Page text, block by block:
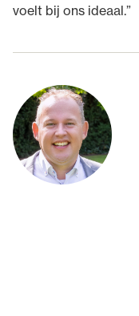
voelt bij ons ideaal.”